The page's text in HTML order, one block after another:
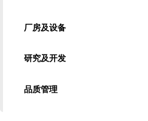
厂房及设备
研究及开发
品质管理